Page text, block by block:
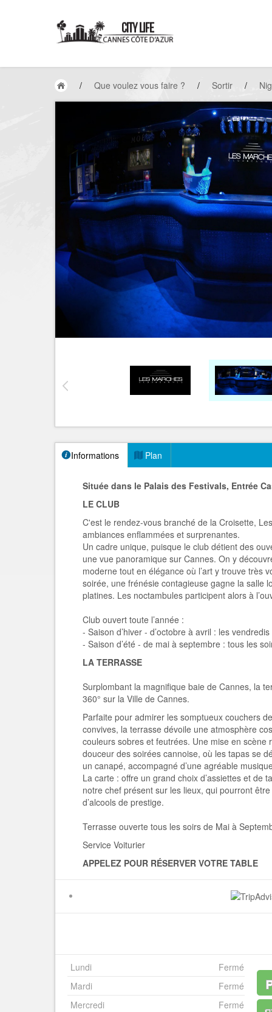
/ Que voulez vous faire ? / Sortir /
Informations Plan
Située dans le Palais des Festivals, Entrée
LE CLUB
C'est le rendez-vous branché de la Croisette,
ambiances enflammées et surprenantes.
Un cadre unique, puisque le club détient des
une vue panoramique sur Cannes. On y
moderne tout en élégance où l’art y trouve très
soirée, une frénésie contagieuse gagne la salle
platines. Les noctambules participent alors à
Club ouvert toute l’année :
- Saison d’hiver - d’octobre à avril : les
- Saison d’été - de mai à septembre : tous les
LA TERRASSE
Surplombant la magnifique baie de Cannes, la
360° sur la Ville de Cannes.
Parfaite pour admirer les somptueux couchers
convives, la terrasse dévoile une atmosphère
couleurs sobres et feutrées. Une mise en scène
douceur des soirées cannoise, où les tapas se
un canapé, accompagné d’une agréable
La carte : offre un grand choix d’assiettes et de
notre chef présent sur les lieux, qui pourront
d’alcools de prestige.
Terrasse ouverte tous les soirs de Mai à
Service Voiturier
APPELEZ POUR RÉSERVER VOTRE TABLE
Lundi
Fermé
Mardi
Fermé
Mercredi
Fermé